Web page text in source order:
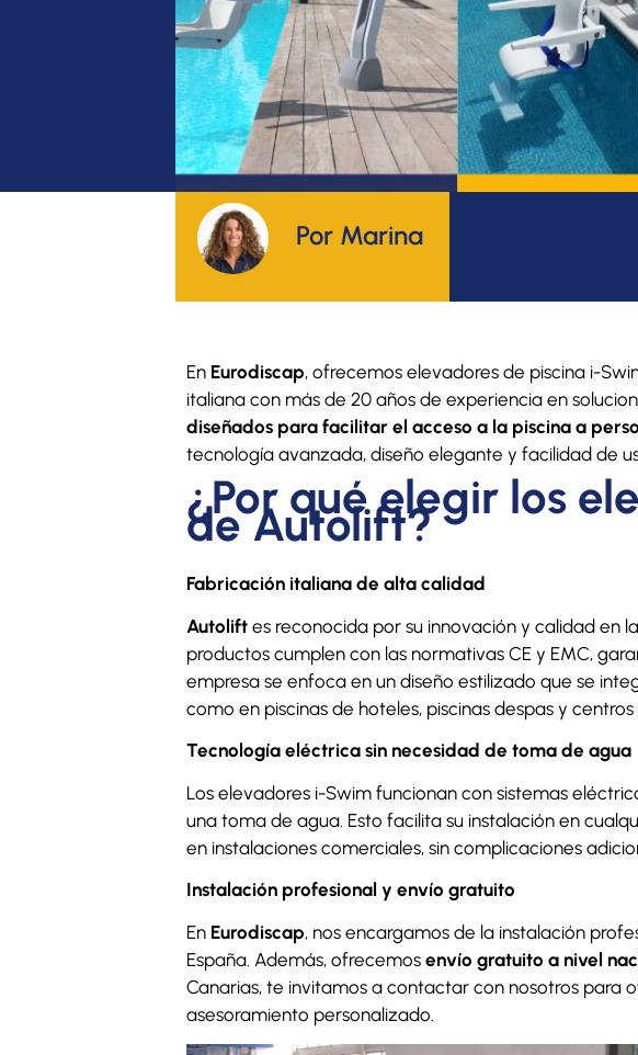
Por Marina
En Eurodiscap, ofrecemos elevadores de piscina i-
italiana con más de 20 años de experiencia en
diseñados para facilitar el acceso a la piscina a
tecnología avanzada, diseño elegante y facilidad de
¿Por qué elegir los
de Autolift?
Fabricación italiana de alta calidad
Autoliftes reconocida por su innovación y calidad en
productos cumplen con las normativas CE y EMC,
empresa se enfoca en un diseño estilizado que se
como en piscinas de hoteles, piscinas despas y
Tecnología eléctrica sin necesidad de toma de agua
Los elevadores i-Swim funcionan con sistemas
una toma de agua. Esto facilita su instalación en
en instalaciones comerciales, sin complicaciones
Instalación profesional y envío gratuito
En Eurodiscap, nos encargamos de la instalación
España. Además, ofrecemos envío gratuito a nivel
Canarias, te invitamos a contactar con nosotros para
asesoramiento personalizado.